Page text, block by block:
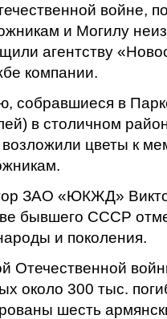
войне,
и Могилу
агентству
компании.
собравшиеся в
в столичном
цветы к
ЗАО «ЮКЖД»
бывшего СССР
и поколения.
Отечественной
около 300 тыс.
шесть